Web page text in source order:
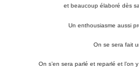
et beaucoup élaboré dès
Un enthousiasme aussi
On se sera fait
On s’en sera parlé et reparlé et l’on